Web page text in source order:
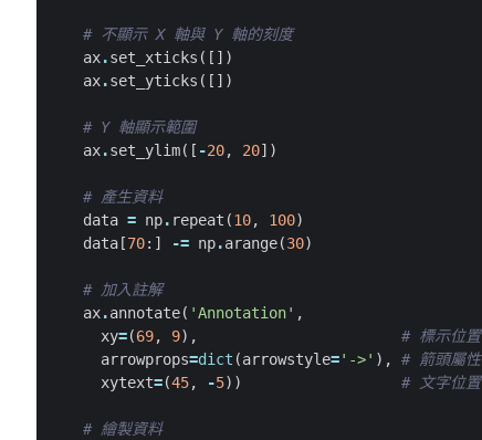
# 不顯示 X 軸與 Y 軸的刻度
ax.set_xticks ([])
ax.set_yticks ([])
# Y 軸顯示範圍
ax.set_ylim([ -20, 20])
# 產生資料
data = np. repeat (10, 100)
data [70:] -= np.arange(30)
# 加入註解
ax.annotate( 'Annotation' ,
xy=(69, 9),
# 標示位置
arrowprops=dict (arrowstyle='->' ),
# 箭頭屬性
xytext=(45, -5)) # 文字位置
# 繪製資料